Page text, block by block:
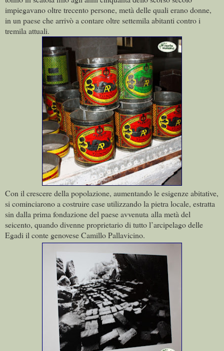
impiegavano oltre trecento persone, metà delle quali erano donne,
in un paese che arrivò a contare oltre settemila abitanti contro i
tremila attuali.
Con il crescere della popolazione, aumentando le esigenze abitative,
si cominciarono a costruire caseutilizzando la pietra locale, estratta
sin dalla prima fondazione del paese avvenuta alla metà del
seicento, quando divenne proprietario di tutto l’arcipelago delle
Egadi il conte genovese Camillo Pallavicino.